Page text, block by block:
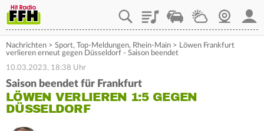
PlaylistStaupilotWetterWebcam
Nachrichten > Sport, Top-Meldungen, Rhein-Main > Löwen Frankfurt
verlieren erneut gegen Düsseldorf - Saison beendet
10.03.2023, 18:38 Uhr
Saison beendet für Frankfurt
LÖWEN VERLIEREN 1:5 GEGEN
DÜSSELDORF